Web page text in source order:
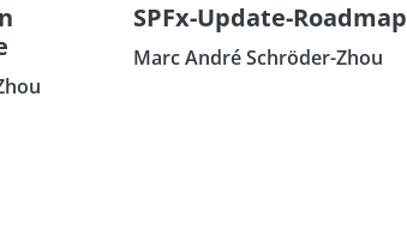
SPFx-Update-Roadmap
Marc André Schröder-Zhou